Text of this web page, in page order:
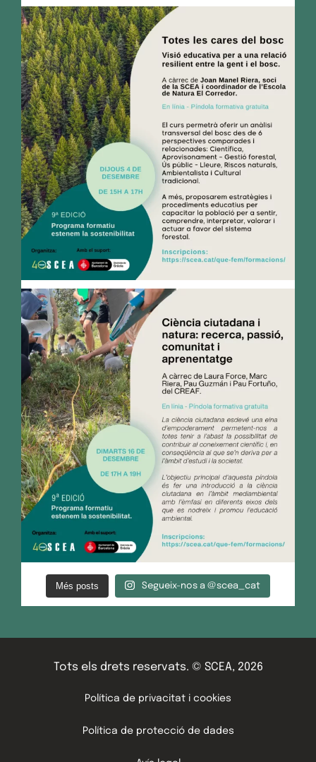
Més posts Segueix-nos a @scea_cat
Tots els drets reservats. © SCEA, 2026
Política de privacitat i cookies
Política de protecció de dades